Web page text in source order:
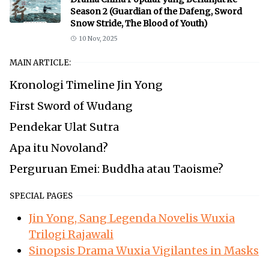
Season 2 (Guardian of the Dafeng, Sword
Snow Stride, The Blood of Youth)
10 Nov, 2025
MAIN ARTICLE:
Kronologi Timeline Jin Yong
First Sword of Wudang
Pendekar Ulat Sutra
Apa itu Novoland?
Perguruan Emei: Buddha atau Taoisme?
SPECIAL PAGES
Jin Yong, Sang Legenda Novelis Wuxia
Trilogi Rajawali
Sinopsis Drama Wuxia Vigilantes in Masks